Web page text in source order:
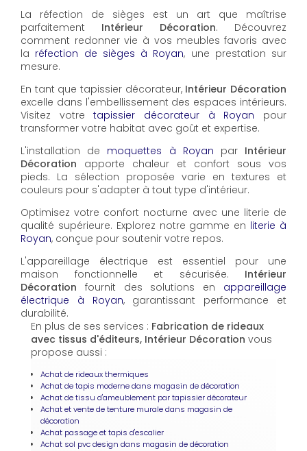
La réfection de sièges est un art que maîtrise
parfaitement Intérieur Décoration. Découvrez
comment redonner vie à vos meubles favoris avec
la réfection de sièges à Royan, une prestation sur
mesure.
En tant que tapissier décorateur, Intérieur Décoration
excelle dans l'embellissement des espaces intérieurs.
Visitez votretapissier décorateur à Royan pour
transformer votre habitat avec goût et expertise.
L'installation de moquettes à Royan par Intérieur
Décoration apporte chaleur et confort sous vos
pieds. La sélection proposée varie en textures et
couleurs pour s'adapter à tout type d'intérieur.
Optimisez votre confort nocturne avec une literie de
qualité supérieure. Explorez notre gamme en literie à
Royan, conçue pour soutenir votre repos.
L'appareillage électrique est essentiel pour une
maison fonctionnelle et sécurisée. Intérieur
Décoration fournit des solutions en appareillage
électrique à Royan, garantissant performance et
durabilité.
En plus de ses services : Fabrication de rideaux
avec tissus d'éditeurs, Intérieur Décoration vous
propose aussi :
Achat de rideaux thermiques
Achat de tapis moderne dans magasin de décoration
Achat de tissu d'ameublement par tapissier décorateur
Achat et vente de tenture murale dans magasin de
décoration
Achat passage et tapis d'escalier
Achat sol pvc design dans magasin de décoration